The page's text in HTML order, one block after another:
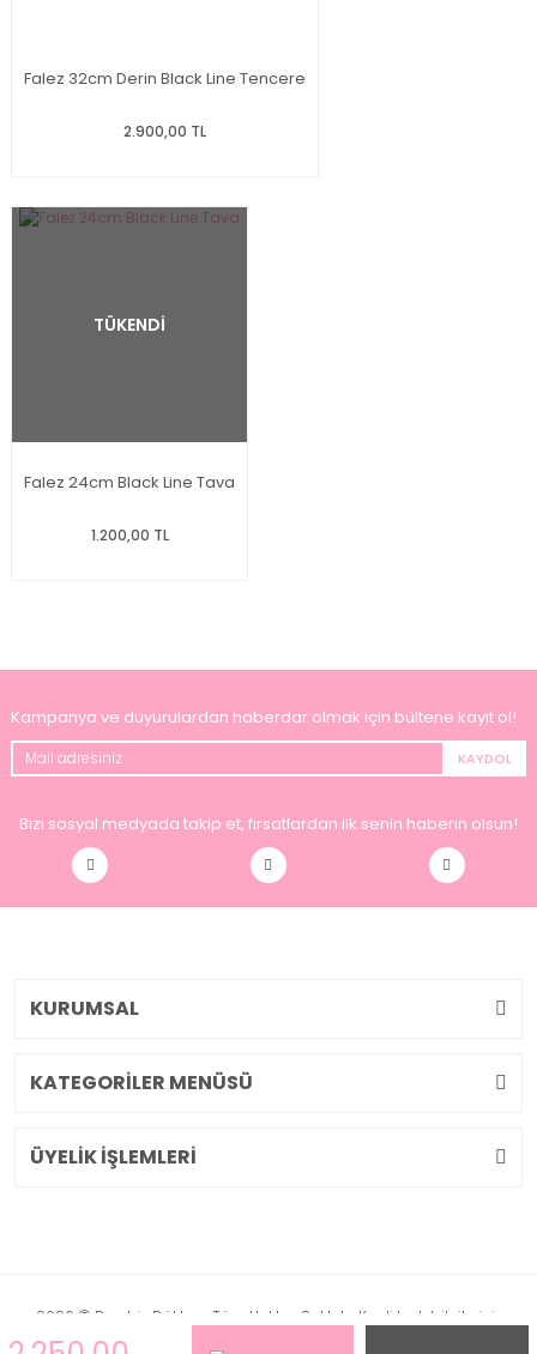
Falez 32cm Derin Black Line Tencere
2.900,00 TL
TÜKENDİ
Falez 24cm Black Line Tava
1.200,00 TL
Kampanya ve duyurulardan haberdar olmak için bültene kayıt ol!
KAYDOL
Bizi sosyal medyada takip et, fırsatlardan ilk senin haberin olsun!
KURUMSAL
KATEGORİLER MENÜSÜ
ÜYELİK İŞLEMLERİ
2026 © Pembiş Dükkan. Tüm Hakları Saklıdır. Kredi kartı bilgileriniz